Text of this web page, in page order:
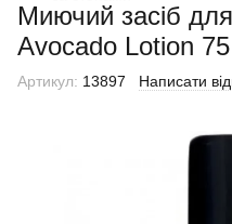
Миючий засіб
Avocado Lotion
Артикул: 13897 Написати